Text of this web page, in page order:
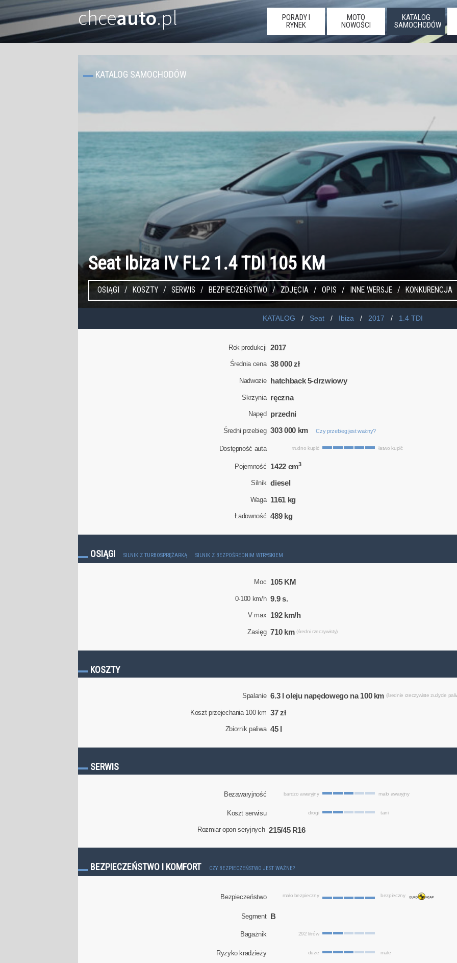
chceauto.pl
PORADY I
RYNEK
MOTO
NOWOŚCI
KATALOG
SAMOCHODÓW
Seat Ibiza IV FL2 1.4 TDI 105 KM
KATALOG SAMOCHODÓW
OSIĄGI KOSZTY SERWIS BEZPIECZEŃSTWO ZDJĘCIA OPIS INNE WERSJE KONKURENCJA
KATALOG Seat Ibiza 2017 1.4 TDI
Rok produkcji 2017
Średnia cena 38 000 zł
Nadwozie hatchback 5-drzwiowy
Skrzynia ręczna
Napęd przedni
Średni przebieg 303 000 km Czy przebieg jest ważny?
Dostępność auta trudno kupić łatwo kupić
Pojemność 1422 cm3
Silnik diesel
Waga 1161 kg
Ładowność 489 kg
OSIĄGI SILNIK Z TURBOSPRĘŻARKĄ SILNIK Z BEZPOŚREDNIM WTRYSKIEM
Moc 105 KM
0-100 km/h 9.9 s.
V max 192 km/h
Zasięg 710 km (średni rzeczywisty)
KOSZTY
Spalanie 6.3 l oleju napędowego na 100 km (średnie rzeczywiste zużycie
Koszt przejechania 100 km 37 zł
Zbiornik paliwa 45 l
SERWIS
Bezawaryjność bardzo awaryjny mało awaryjny
Koszt serwisu drogi tani
Rozmiar opon seryjnych 215/45 R16
BEZPIECZEŃSTWO I KOMFORT CZY BEZPIECZEŃSTWO JEST WAŻNE?
Bezpieczeństwo mało bezpieczny bezpieczny
Segment B
Bagażnik 292 litrów
Ryzyko kradzieży duże małe